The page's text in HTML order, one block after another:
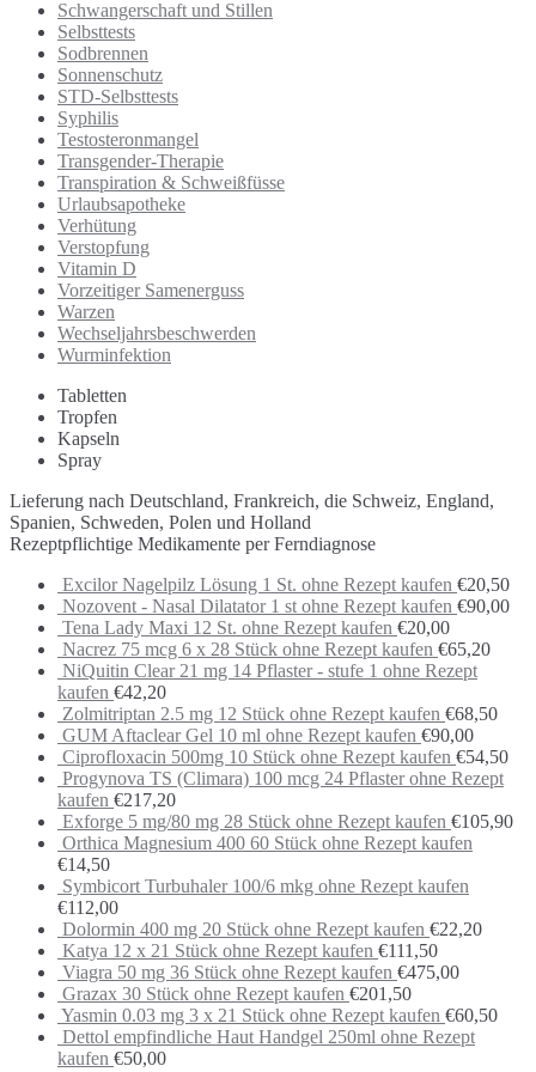
Schwangerschaft und Stillen
Selbsttests
Sodbrennen
Sonnenschutz
STD-Selbsttests
Syphilis
Testosteronmangel
Transgender-Therapie
Transpiration & Schweißfüsse
Urlaubsapotheke
Verhütung
Verstopfung
Vitamin D
Vorzeitiger Samenerguss
Warzen
Wechseljahrsbeschwerden
Wurminfektion
Tabletten
Tropfen
Kapseln
Spray
Lieferung nach Deutschland, Frankreich, die Schweiz, England,
Spanien, Schweden, Polen und Holland
Rezeptpflichtige Medikamente per Ferndiagnose
Excilor Nagelpilz Lösung 1 St. ohne Rezept kaufen €20,50
Nozovent - Nasal Dilatator 1 st ohne Rezept kaufen €90,00
Tena Lady Maxi 12 St. ohne Rezept kaufen €20,00
Nacrez 75 mcg 6 x 28 Stück ohne Rezept kaufen €65,20
NiQuitin Clear 21 mg 14 Pflaster - stufe 1 ohne Rezept
kaufen €42,20
Zolmitriptan 2.5 mg 12 Stück ohne Rezept kaufen €68,50
GUM Aftaclear Gel 10 ml ohne Rezept kaufen €90,00
Ciprofloxacin 500mg 10 Stück ohne Rezept kaufen €54,50
Progynova TS (Climara) 100 mcg 24 Pflaster ohne Rezept
kaufen €217,20
Exforge 5 mg/80 mg 28 Stück ohne Rezept kaufen €105,90
Orthica Magnesium 400 60 Stück ohne Rezept kaufen
€14,50
Symbicort Turbuhaler 100/6 mkg ohne Rezept kaufen
€112,00
Dolormin 400 mg 20 Stück ohne Rezept kaufen €22,20
Katya 12 x 21 Stück ohne Rezept kaufen €111,50
Viagra 50 mg 36 Stück ohne Rezept kaufen €475,00
Grazax 30 Stück ohne Rezept kaufen €201,50
Yasmin 0.03 mg 3 x 21 Stück ohne Rezept kaufen €60,50
Dettol empfindliche Haut Handgel 250ml ohne Rezept
kaufen €50,00